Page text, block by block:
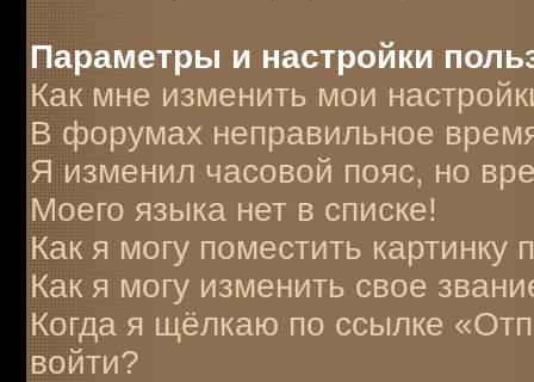
Параметры и настройки
Как мне изменить мои
В форумах неправильное
Я изменил часовой пояс, но
Моего языка нет в списке!
Как я могу поместить
Как я могу изменить свое
Когда я щёлкаю по ссылке
войти?